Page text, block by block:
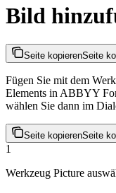
Bild
Seite kopierenSeite
Fügen Sie mit dem
Elements in ABBYY
wählen Sie dann im
Seite kopierenSeite
1
Werkzeug Picture